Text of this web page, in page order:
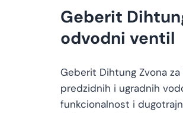
Geberit
odvodni ventil
Geberit Dihtung Zvona
predzidnih i ugradnih
funkcionalnost i